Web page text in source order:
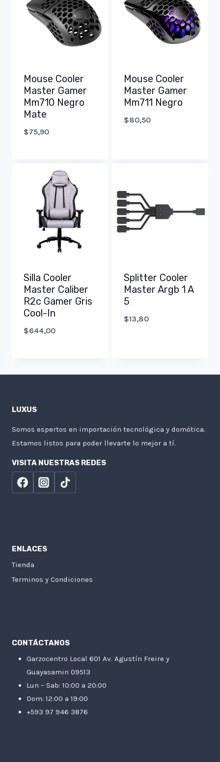
Mouse Cooler
Master Gamer
Mm710 Negro
Mate
$75,90
Mouse Cooler
Master Gamer
Mm711 Negro
$80,50
Silla Cooler
Master Caliber
R2c Gamer Gris
Cool-In
$644,00
Splitter Cooler
Master Argb 1 A
5
$13,80
LUXUS
Somos espertos en importación tecnológica y domótica.
Estamos listos para poder llevarte lo mejor a tí.
VISITA NUESTRAS REDES
ENLACES
Tienda
Terminos y Condiciones
CONTÁCTANOS
Garzocentro Local 601 Av. Agustín Freire y
Guayasamin 09513
Lun – Sab: 10:00 a 20:00
Dom: 12:00 a 19:00
+593 97 946 3876